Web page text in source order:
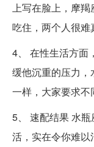
上写在脸上，摩
吃住，两个人很难
4、 在性生活方面
缓他沉重的压力
一样，大家要求不
5、 速配结果 水
活，实在令你难